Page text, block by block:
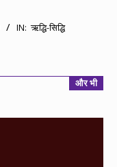
IN: ऋद्धि-सिद्धि
और भी